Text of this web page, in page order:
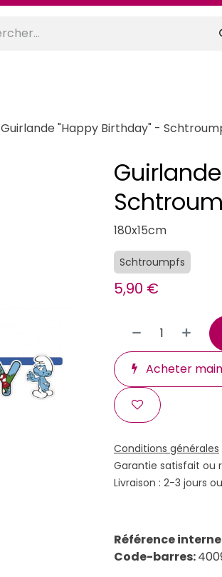
Guirlande "Happy Birthday" -
180x15cm
Schtroumpfs
5,90 €
Acheter
Conditions générales
Garantie satisfait ou
Livraison : 2-3 jours
Référence
Code-barres: